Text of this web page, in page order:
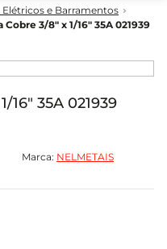
e Barramentos
Cobre 3/8" x 1/16" 35A 021939
16" 35A 021939
Marca: NELMETAIS